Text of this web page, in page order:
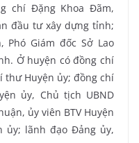
chí Đặng Khoa Đãm,
đầu tư xây dựng tỉnh;
Phó Giám đốc Sở Lao
Ở huyện có đồng chí
thư Huyện ủy; đồng chí
ủy, Chủ tịch UBND
ủy viên BTV Huyện
ủy; lãnh đạo Đảng ủy,